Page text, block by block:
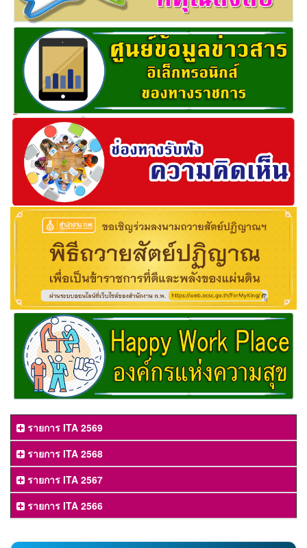
รายการ ITA 2569
รายการ ITA 2568
รายการ ITA 2567
รายการ ITA 2566